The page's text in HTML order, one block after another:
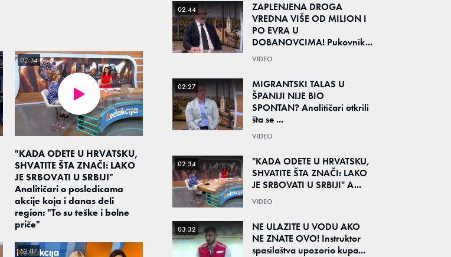
"KADA ODETE U HRVATSKU,
SHVATITE ŠTA ZNAČI: LAKO
JE SRBOVATI U SRBIJI"
Analitičari o posledicama
akcije koja i danas deli
region: "To su teške i bolne
priče"
02:34
52:07
02:44
ZAPLENJENA DROGA
VREDNA VIŠE OD MILION I
PO EVRA U
DOBANOVCIMA! Pukovnik...
VIDEO
02:27
MIGRANTSKI TALAS U
ŠPANIJI NIJE BIO
SPONTAN? Analitičari otkrili
šta se ...
VIDEO
02:34
"KADA ODETE U HRVATSKU,
SHVATITE ŠTA ZNAČI: LAKO
JE SRBOVATI U SRBIJI" A...
VIDEO
03:32
NE ULAZITE U VODU AKO
NE ZNATE OVO! Instruktor
spasilaštva upozorio kupa...